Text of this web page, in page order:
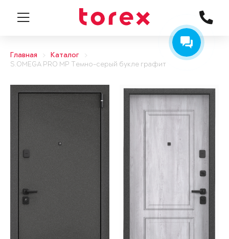
Главная
Каталог
S.OMEGA PRO MP Темно-серый букле графит